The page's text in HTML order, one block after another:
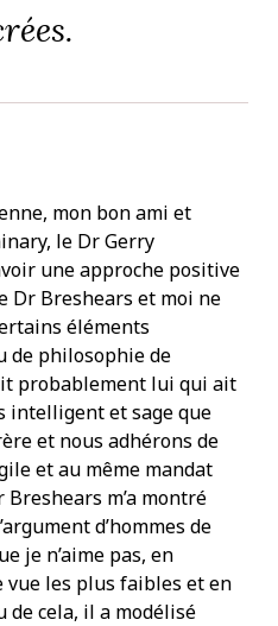
mon bon ami et
le Dr Gerry
une approche positive
Dr Breshears et moi ne
éléments
de philosophie de
probablement lui qui ait
intelligent et sage que
et nous adhérons de
et au même mandat
m’a montré
d’hommes de
je n’aime pas, en
les plus faibles et en
de cela, il a modélisé